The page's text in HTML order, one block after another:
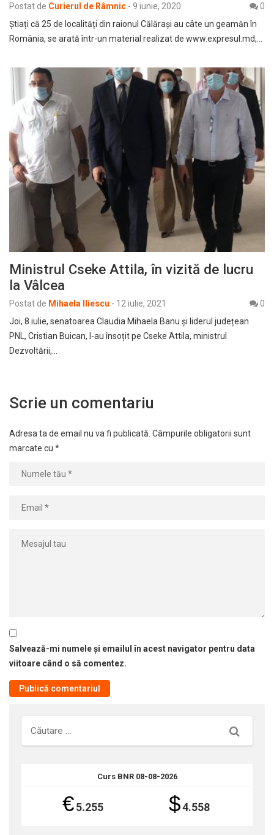
Postat de Curierul de Râmnic - 9 iunie, 2020
0
Știați că 25 de localități din raionul Călărași au câte un geamăn în
România, se arată într-un material realizat de www.expresul.md,…
Ministrul Cseke Attila, în vizită de lucru
la Vâlcea
Postat de Mihaela Iliescu - 12 iulie, 2021
0
Joi, 8 iulie, senatoarea Claudia Mihaela Banu și liderul județean
PNL, Cristian Buican, l-au însoțit pe Cseke Attila, ministrul
Dezvoltării,…
Scrie un comentariu
Adresa ta de email nu va fi publicată. Câmpurile obligatorii sunt
marcate cu *
Salvează-mi numele și emailul în acest navigator pentru data
viitoare când o să comentez.
Căutare
Curs BNR 08-08-2026
€5.255 $4.558